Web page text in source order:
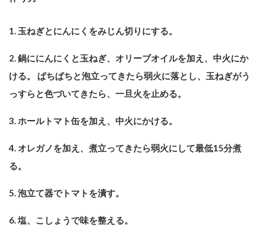
1. ⽟ねぎとにんにくをみじん切りにする。
2. 鍋ににんにくと⽟ねぎ、オリーブオイルを加え、中火にか
ける。 ぱちぱちと泡⽴ってきたら弱火に落とし、⽟ねぎがう
っすらと⾊づいてきたら、⼀旦⽕を⽌める。
3. ホールトマト⽸を加え、中⽕にかける。
4. オレガノを加え、煮⽴ってきたら弱⽕にして最低15分煮
る。
5. 泡⽴て器でトマトを潰す。
6. 塩、こしょうで味を整える。